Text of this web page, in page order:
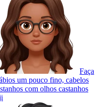
Faça
um pouco fino, cabelos
com olhos castanhos